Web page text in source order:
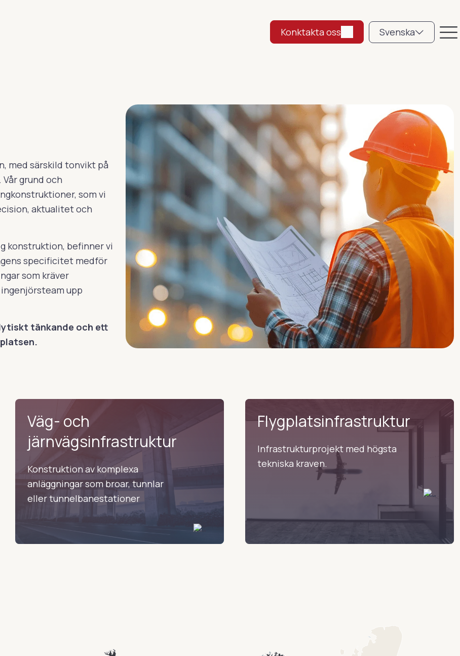
Konktakta oss Svenska
med särskild tonvikt på
grund och
som vi
aktualitet och
konstruktion, befinner vi
specificitet medför
som kräver
upp
tänkande och ett
Väg- och
järnvägsinfrastruktur
Konstruktion av komplexa
anläggningar som broar, tunnlar
eller tunnelbanestationer
Flygplatsinfrastruktur
Infrastrukturprojekt med högsta
tekniska kraven.